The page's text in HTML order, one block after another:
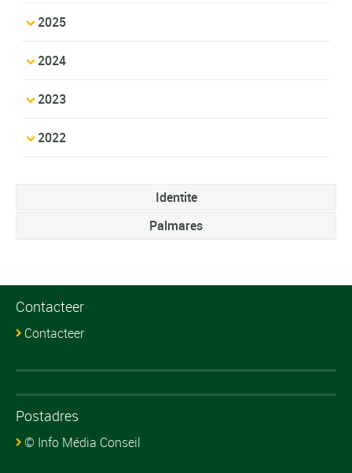
2025
2024
2023
2022
Identite
Palmares
Contacteer
Contacteer
Postadres
© Info Média Conseil